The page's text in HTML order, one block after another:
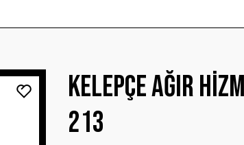
Kelepçe Ağır
213